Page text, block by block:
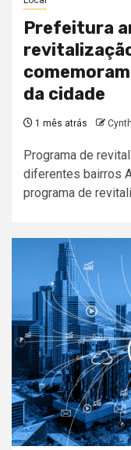
Prefeitura
da cidade
1 mês atrás
Programa de
diferentes bairros
programa de